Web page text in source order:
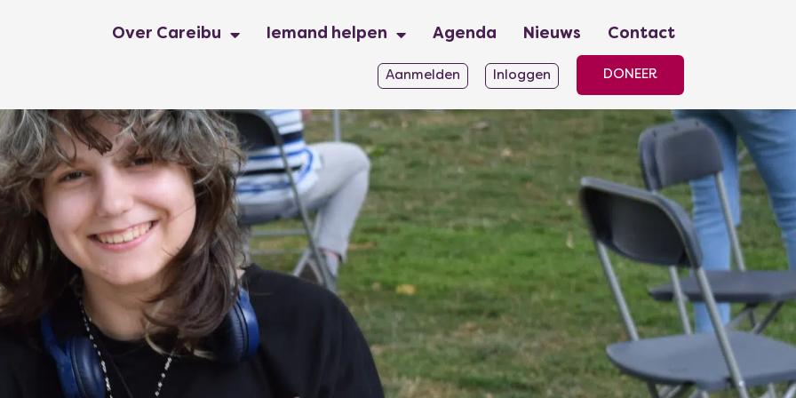
Over Careibu Iemand helpen Agenda Nieuws Contact
Aanmelden Inloggen DONEER